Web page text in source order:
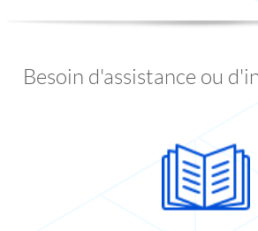
Besoin d'assistance ou